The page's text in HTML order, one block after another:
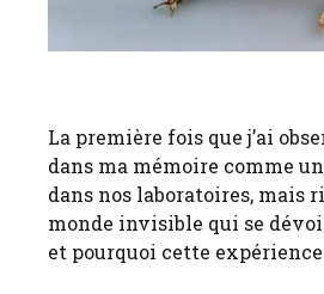
La première fois que j’ai
dans ma mémoire comme
dans nos laboratoires, mais
monde invisible qui se
et pourquoi cette